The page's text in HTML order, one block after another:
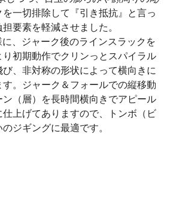
を一切排除して『引き抵抗』と言っ
要素を軽減させました。
、ジャーク後のラインスラックを
初期動作でクリンっとスパイラル
び、非対称の形状によって横向きに
。ジャーク＆フォールでの縦移動
ン（層）を長時間横向きでアピール
上げてありますので、トンボ（ビ
ジギングに最適です。